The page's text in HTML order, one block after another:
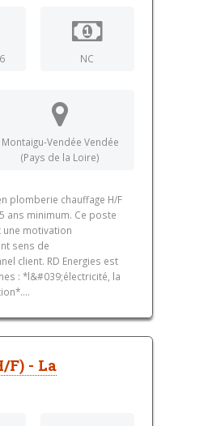
NC
Montaigu-Vendée Vendée
(Pays de la Loire)
plomberie chauffage H/F
ans minimum. Ce poste
une motivation
sens de
client. RD Energies est
: *l&#039;électricité, la
F) - La